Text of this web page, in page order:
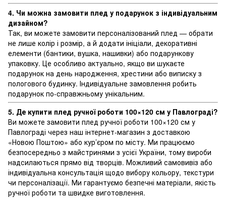
4. Чи можна замовити плед у подарунок з індивідуальним
дизайном?
Так, ви можете замовити персоналізований плед — обрати
не лише колір і розмір, а й додати ініціали, декоративні
елементи (бантики, вушка, нашивки) або подарункову
упаковку. Це особливо актуально, якщо ви шукаєте
подарунок на день народження, хрестини або виписку з
пологового будинку. Індивідуальне замовлення робить
подарунок по-справжньому унікальним.
5. Де купити плед ручної роботи 100×120 см у Павлограді?
Ви можете замовити плед ручної роботи 100×120 см у
Павлограді через наш інтернет-магазин з доставкою
«Новою Поштою» або кур’єром по місту. Ми працюємо
безпосередньо з майстринями з усієї України, тому вироби
надсилаються прямо від творців. Можливий самовивіз або
індивідуальна консультація щодо вибору кольору, текстури
чи персоналізації. Ми гарантуємо безпечні матеріали, якість
ручної роботи та швидке виготовлення.